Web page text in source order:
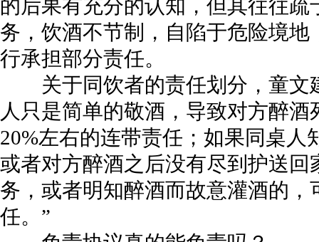
的后果有充分的认知，但其往往
务，饮酒不节制，自陷于危险境
行承担部分责任。
关于同饮者的责任划分，童文
人只是简单的敬酒，导致对方醉
20%左右的连带责任；如果同桌人
或者对方醉酒之后没有尽到护送
务，或者明知醉酒而故意灌酒的，
任。”